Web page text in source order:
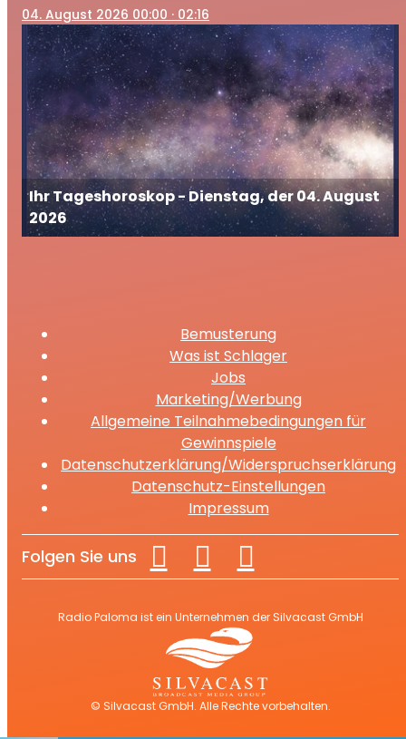
04. August 2026 00:00 · 02:16
Ihr Tageshoroskop - Dienstag, der 04. August
2026
Bemusterung
Was ist Schlager
Jobs
Marketing/Werbung
Allgemeine Teilnahmebedingungen für
Gewinnspiele
Datenschutzerklärung/Widerspruchserklärung
Datenschutz-Einstellungen
Impressum
Folgen Sie uns
Radio Paloma ist ein Unternehmen der Silvacast GmbH
© Silvacast GmbH. Alle Rechte vorbehalten.